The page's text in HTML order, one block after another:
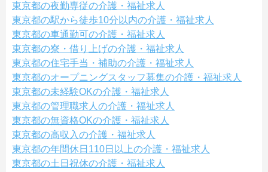
東京都の夜勤専従の介護・福祉求人
東京都の駅から徒歩10分以内の介護・福祉求人
東京都の車通勤可の介護・福祉求人
東京都の寮・借り上げの介護・福祉求人
東京都の住宅手当・補助の介護・福祉求人
東京都のオープニングスタッフ募集の介護・福祉求人
東京都の未経験OKの介護・福祉求人
東京都の管理職求人の介護・福祉求人
東京都の無資格OKの介護・福祉求人
東京都の高収入の介護・福祉求人
東京都の年間休日110日以上の介護・福祉求人
東京都の土日祝休の介護・福祉求人